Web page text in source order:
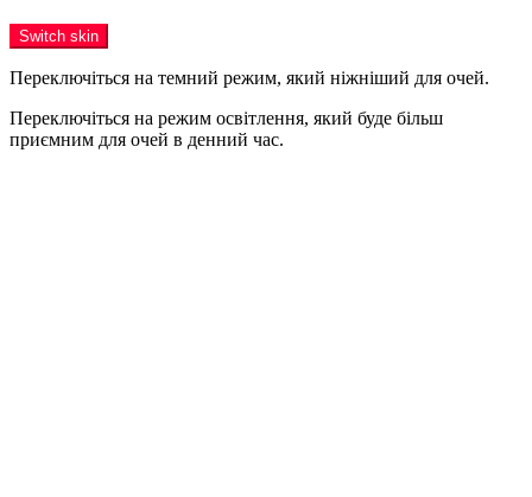
Switch skin
Переключіться на темний режим, який ніжніший для очей.
Переключіться на режим освітлення, який буде більш
приємним для очей в денний час.